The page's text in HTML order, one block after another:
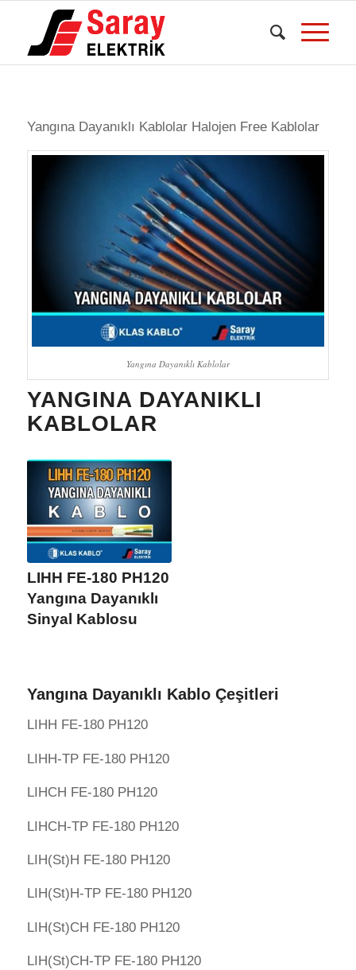
Yangına Dayanıklı Kablolar Halojen Free Kablolar
Yangına Dayanıklı Kablolar
YANGINA DAYANIKLI
KABLOLAR
LIHH FE-180 PH120
Yangına Dayanıklı
Sinyal Kablosu
Yangına Dayanıklı Kablo Çeşitleri
LIHH FE-180 PH120
LIHH-TP FE-180 PH120
LIHCH FE-180 PH120
LIHCH-TP FE-180 PH120
LIH(St)H FE-180 PH120
LIH(St)H-TP FE-180 PH120
LIH(St)CH FE-180 PH120
LIH(St)CH-TP FE-180 PH120